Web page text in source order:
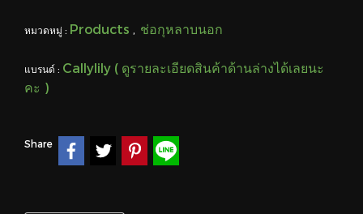
หมวดหมู่ : Products , ช่อกุหลาบนอก
แบรนด์ : Callylily ( ดูรายละเอียดสินค้าด้านล่างได้เลยนะ
คะ )
Share